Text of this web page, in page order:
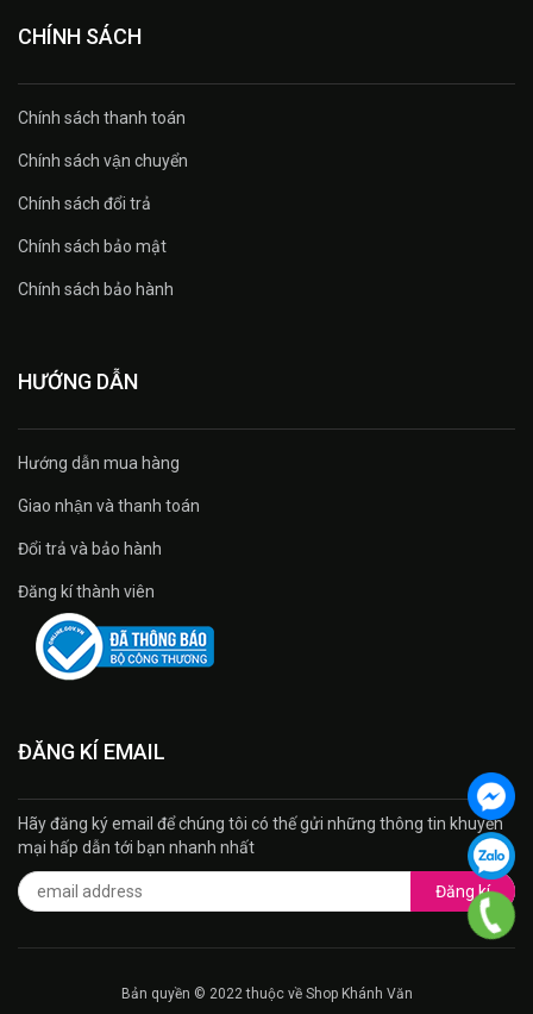
CHÍNH SÁCH
Chính sách thanh toán
Chính sách vận chuyển
Chính sách đổi trả
Chính sách bảo mật
Chính sách bảo hành
HƯỚNG DẪN
Hướng dẫn mua hàng
Giao nhận và thanh toán
Đổi trả và bảo hành
Đăng kí thành viên
ĐĂNG KÍ EMAIL
Hãy đăng ký email để chúng tôi có thế gửi những thông tin khuyến
mại hấp dẫn tới bạn nhanh nhất
Đăng kí
Bản quyền © 2022 thuộc về Shop Khánh Văn